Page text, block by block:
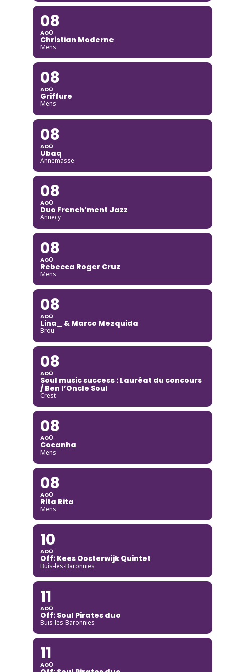
08
AOÛ
Christian Moderne
Mens
08
AOÛ
Griffure
Mens
08
AOÛ
Ubaq
Annemasse
08
AOÛ
Duo French’ment Jazz
Annecy
08
AOÛ
Rebecca Roger Cruz
Mens
08
AOÛ
Lina_ & Marco Mezquida
Brou
08
AOÛ
Soul music success : Lauréat du concours
/ Ben l’Oncle Soul
Crest
08
AOÛ
Cocanha
Mens
08
AOÛ
Rita Rita
Mens
10
AOÛ
Off: Kees Oosterwijk Quintet
Buis-les-Baronnies
11
AOÛ
Off: Soul Pirates duo
Buis-les-Baronnies
11
AOÛ